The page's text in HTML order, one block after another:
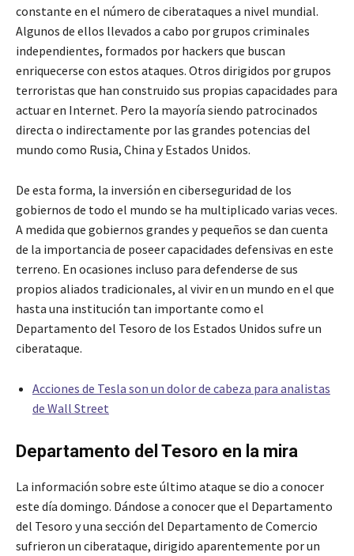
constante en el número de ciberataques a nivel mundial.
Algunos de ellos llevados a cabo por grupos criminales
independientes, formados por hackers que buscan
enriquecerse con estos ataques. Otros dirigidos por grupos
terroristas que han construido sus propias capacidades para
actuar en Internet. Pero la mayoría siendo patrocinados
directa o indirectamente por las grandes potencias del
mundo como Rusia, China y Estados Unidos.
De esta forma, la inversión en ciberseguridad de los
gobiernos de todo el mundo se ha multiplicado varias veces.
A medida que gobiernos grandes y pequeños se dan cuenta
de la importancia de poseer capacidades defensivas en este
terreno. En ocasiones incluso para defenderse de sus
propios aliados tradicionales, al vivir en un mundo en el que
hasta una institución tan importante como el
Departamento del Tesoro de los Estados Unidos sufre un
ciberataque.
Acciones de Tesla son un dolor de cabeza para analistas
de Wall Street
Departamento del Tesoro en la mira
La información sobre este último ataque se dio a conocer
este día domingo. Dándose a conocer que el Departamento
del Tesoro y una sección del Departamento de Comercio
sufrieron un ciberataque, dirigido aparentemente por un